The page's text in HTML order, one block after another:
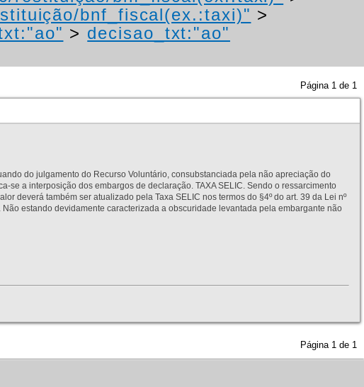
bnf_fiscal(ex.:taxi)" >
> decisao_txt:"ao"
Página 1 de 1
do julgamento do Recurso Voluntário, consubstanciada pela não apreciação do
a interposição dos embargos de declaração. TAXA SELIC. Sendo o ressarcimento
deverá também ser atualizado pela Taxa SELIC nos termos do §4º do art. 39 da Lei nº
estando devidamente caracterizada a obscuridade levantada pela embargante não
Página 1 de 1